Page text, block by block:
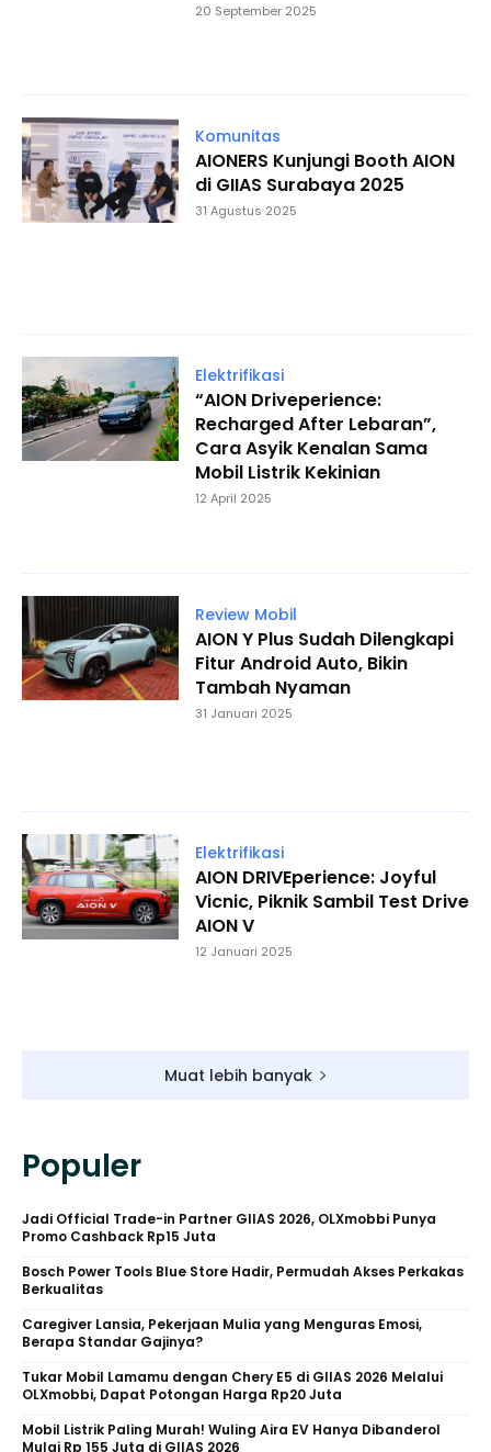
20 September 2025
Komunitas
AIONERS Kunjungi Booth AION
di GIIAS Surabaya 2025
31 Agustus 2025
Elektrifikasi
“AION Driveperience:
Recharged After Lebaran”,
Cara Asyik Kenalan Sama
Mobil Listrik Kekinian
12 April 2025
Review Mobil
AION Y Plus Sudah Dilengkapi
Fitur Android Auto, Bikin
Tambah Nyaman
31 Januari 2025
Elektrifikasi
AION DRIVEperience: Joyful
Vicnic, Piknik Sambil Test Drive
AION V
12 Januari 2025
Muat lebih banyak
Populer
Jadi Official Trade-in Partner GIIAS 2026, OLXmobbi Punya
Promo Cashback Rp15 Juta
Bosch Power Tools Blue Store Hadir, Permudah Akses Perkakas
Berkualitas
Caregiver Lansia, Pekerjaan Mulia yang Menguras Emosi,
Berapa Standar Gajinya?
Tukar Mobil Lamamu dengan Chery E5 di GIIAS 2026 Melalui
OLXmobbi, Dapat Potongan Harga Rp20 Juta
Mobil Listrik Paling Murah! Wuling Aira EV Hanya Dibanderol
Mulai Rp 155 Juta di GIIAS 2026